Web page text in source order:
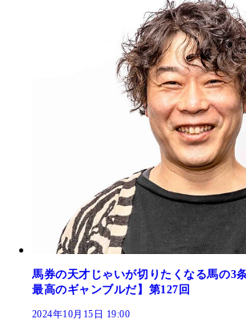
馬券の天才じゃいが切りたくなる馬の3
最高のギャンブルだ】第127回
2024年10月15日 19:00